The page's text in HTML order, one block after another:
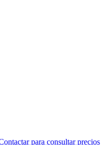
para consultar precios